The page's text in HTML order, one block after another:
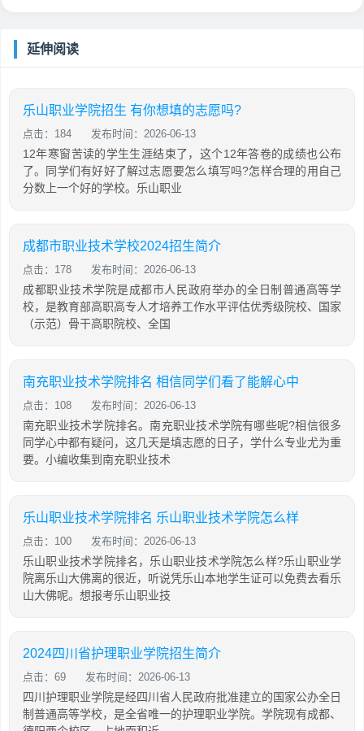
延伸阅读
乐山职业学院招生 有你想填的志愿吗?
点击：184 发布时间：2026-06-13
12年寒窗苦读的学生生涯结束了，这个12年答卷的成绩也公布
了。同学们有好好了解过志愿要怎么填写吗?怎样合理的用自己
分数上一个好的学校。乐山职业
成都市职业技术学校2024招生简介
点击：178 发布时间：2026-06-13
成都职业技术学院是成都市人民政府举办的全日制普通高等学
校，是教育部高职高专人才培养工作水平评估优秀级院校、国家
（示范）骨干高职院校、全国
南充职业技术学院排名 相信同学们看了能解心中
点击：108 发布时间：2026-06-13
南充职业技术学院排名。南充职业技术学院有哪些呢?相信很多
同学心中都有疑问，这几天是填志愿的日子，学什么专业尤为重
要。小编收集到南充职业技术
乐山职业技术学院排名 乐山职业技术学院怎么样
点击：100 发布时间：2026-06-13
乐山职业技术学院排名，乐山职业技术学院怎么样?乐山职业学
院离乐山大佛离的很近，听说凭乐山本地学生证可以免费去看乐
山大佛呢。想报考乐山职业技
2024四川省护理职业学院招生简介
点击：69 发布时间：2026-06-13
四川护理职业学院是经四川省人民政府批准建立的国家公办全日
制普通高等学校，是全省唯一的护理职业学院。学院现有成都、